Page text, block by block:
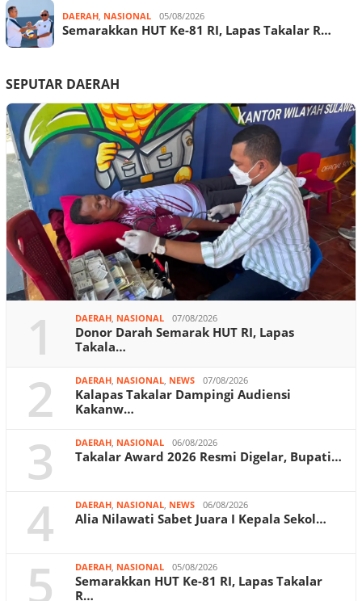
DAERAH, NASIONAL 05/08/2026
Semarakkan HUT Ke-81 RI, Lapas Takalar R…
SEPUTAR DAERAH
1 DAERAH, NASIONAL 07/08/2026
Donor Darah Semarak HUT RI, Lapas
Takala…
2 DAERAH, NASIONAL, NEWS 07/08/2026
Kalapas Takalar Dampingi Audiensi
Kakanw…
3 DAERAH, NASIONAL 06/08/2026
Takalar Award 2026 Resmi Digelar, Bupati…
4 DAERAH, NASIONAL, NEWS 06/08/2026
Alia Nilawati Sabet Juara I Kepala Sekol…
5 DAERAH, NASIONAL 05/08/2026
Semarakkan HUT Ke-81 RI, Lapas Takalar
R…